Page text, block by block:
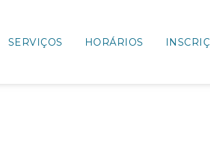
SERVIÇOS HORÁRIOS